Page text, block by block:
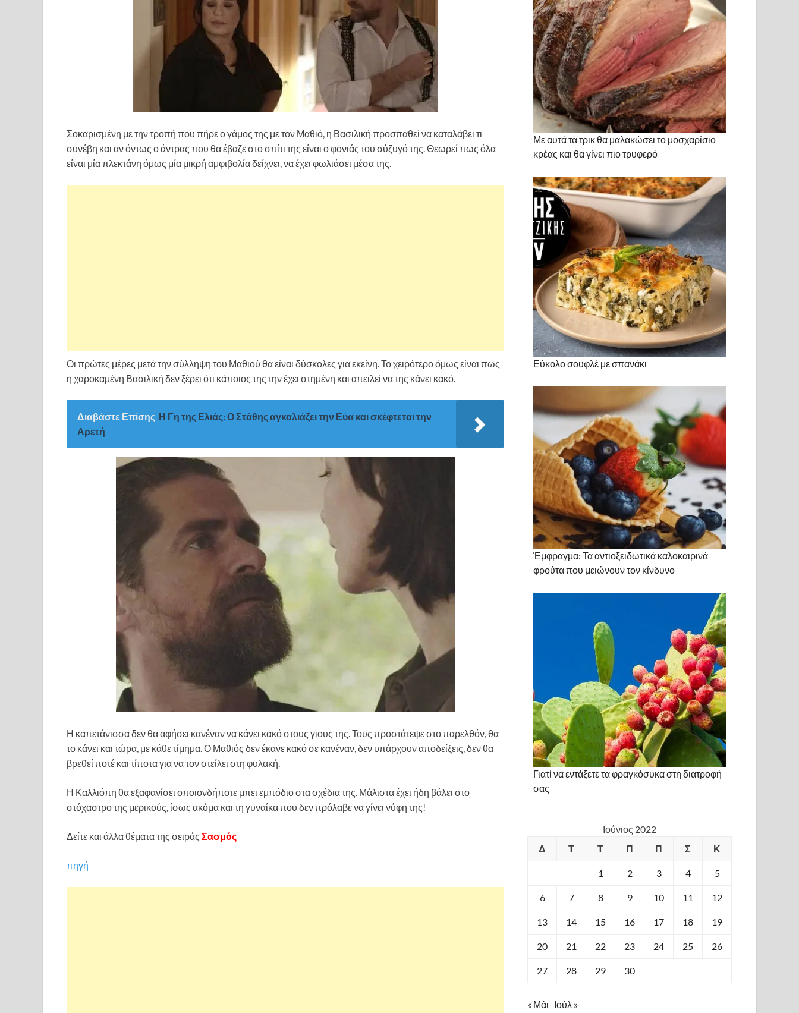
Σοκαρισμένη με την τροπή που πήρε ο γάμος της με τον Μαθιό, η Βασιλική προσπαθεί να καταλάβει τι
συνέβη και αν όντως ο άντρας που θα έβαζε στο σπίτι της είναι ο φονιάς του σύζυγό της. Θεωρεί πως όλα
είναι μία πλεκτάνη όμως μία μικρή αμφιβολία δείχνει, να έχει φωλιάσει μέσα της.
Οι πρώτες μέρες μετά την σύλληψη του Μαθιού θα είναι δύσκολες για εκείνη. Το χειρότερο όμως είναι πως
η χαροκαμένη Βασιλική δεν ξέρει ότι κάποιος της την έχει στημένη και απειλεί να της κάνει κακό.
Διαβάστε Επίσης Η Γη της Ελιάς: Ο Στάθης αγκαλιάζει την Εύα και σκέφτεται την
Αρετή
Η καπετάνισσα δεν θα αφήσει κανέναν να κάνει κακό στους γιους της. Τους προστάτεψε στο παρελθόν, θα
το κάνει και τώρα, με κάθε τίμημα. Ο Μαθιός δεν έκανε κακό σε κανέναν, δεν υπάρχουν αποδείξεις, δεν θα
βρεθεί ποτέ και τίποτα για να τον στείλει στη φυλακή.
Η Καλλιόπη θα εξαφανίσει οποιονδήποτε μπει εμπόδιο στα σχέδια της. Μάλιστα έχει ήδη βάλει στο
στόχαστρο της μερικούς, ίσως ακόμα και τη γυναίκα που δεν πρόλαβε να γίνει νύφη της!
Δείτε και άλλα θέματα της σειράς Σασμός
πηγή
Με αυτά τα τρικ θα μαλακώσει το μοσχαρίσιο
κρέας και θα γίνει πιο τρυφερό
Εύκολο σουφλέ με σπανάκι
Έμφραγμα: Τα αντιοξειδωτικά καλοκαιρινά
φρούτα που μειώνουν τον κίνδυνο
Γιατί να εντάξετε τα φραγκόσυκα στη διατροφή
σας
Ιούνιος 2022
Δ
Τ Τ Π Π Σ Κ
1 2 3 4 5
6 7 8 9 10 11 12
13 14 15 16 17 18 19
20 21 22 23 24 25 26
27 28 29 30
« Μάι Ιούλ »